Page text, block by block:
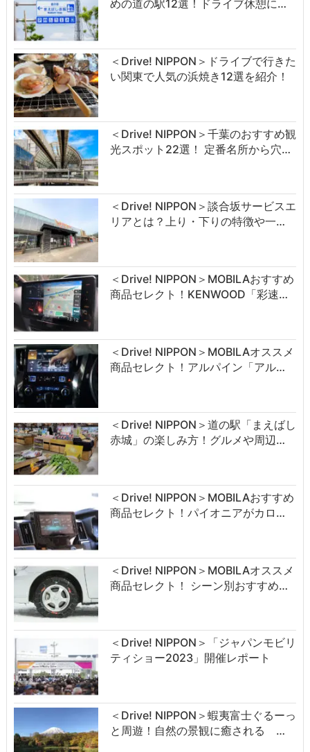
めの道の駅12選！ドライブ休憩に…
＜Drive! NIPPON＞ドライブで行きた
い関東で人気の浜焼き12選を紹介！
＜Drive! NIPPON＞千葉のおすすめ観
光スポット22選！ 定番名所から穴…
＜Drive! NIPPON＞談合坂サービスエ
リアとは？上り・下りの特徴や一…
＜Drive! NIPPON＞MOBILAおすすめ
商品セレクト！KENWOOD「彩速…
＜Drive! NIPPON＞MOBILAオススメ
商品セレクト！アルパイン「アル…
＜Drive! NIPPON＞道の駅「まえばし
赤城」の楽しみ方！グルメや周辺…
＜Drive! NIPPON＞MOBILAおすすめ
商品セレクト！パイオニアがカロ…
＜Drive! NIPPON＞MOBILAオススメ
商品セレクト！ シーン別おすすめ…
＜Drive! NIPPON＞「ジャパンモビリ
ティショー2023」開催レポート
＜Drive! NIPPON＞蝦夷富士ぐるーっ
と周遊！自然の景観に癒される …